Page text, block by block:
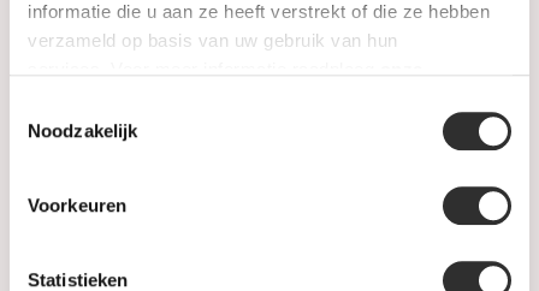
informatie die u aan ze heeft verstrekt of die ze hebben
verzameld op basis van uw gebruik van hun
Noodzakelijk
Voorkeuren
Statistieken
Aanbiedingen
Garantie & klachten
Betaalmethodes